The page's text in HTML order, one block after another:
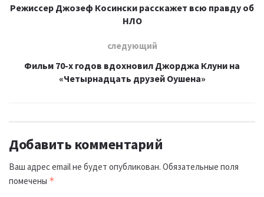
Режиссер Джозеф Косински расскажет всю правду об
НЛО
следующий
Фильм 70-х годов вдохновил Джорджа Клуни на
«Четырнадцать друзей Оушена»
Добавить комментарий
Ваш адрес email не будет опубликован. Обязательные поля
помечены *